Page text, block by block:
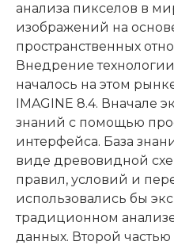
анализа пикселов в
изображений на
пространственных
Внедрение
началось на этом
IMAGINE 8.4. Вначале
знаний с помощью
интерфейса. База
виде древовидной
правил, условий и
использовались бы
традиционном
данных. Второй